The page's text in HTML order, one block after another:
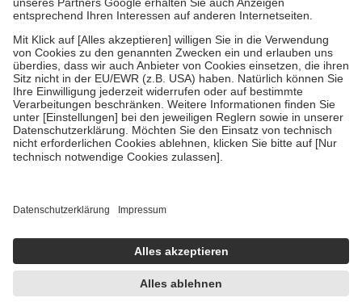
Um das Engagement der Versicherten für ihre eigene Gesundheit zu
stärken und die besondere Stellung der Familie zu unterstützen,
fallenkeine Zuzahlungenan bei:
• Kindern und Jugendlichen bis zum vollendeten 18. Lebensjahr
mit Ausnahme der Fahrkosten
• Untersuchungen zur Vorsorge und Früherkennung, die von der
GKV getragen werden
• empfohlenen Schutzimpfungen
• Harn- und Blutteststreifen
getroffen, um sicherzustellen, dass es sich um echte Bewertungen
https://help.etrusted.com/hc/de/articles/4419944605341
Einige Bilder und Inhalte wurden unter Zuhilfenahme künstlicher